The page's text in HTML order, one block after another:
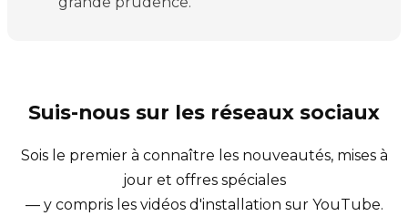
Suis-nous sur les réseaux sociaux
Sois le premier à connaître les nouveautés, mises à
jour et offres spéciales
— y compris les vidéos d'installation sur YouTube.